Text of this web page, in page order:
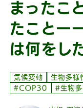
まったこ
たことー
は何をし
気候変動 生物多様
#COP30
#生物